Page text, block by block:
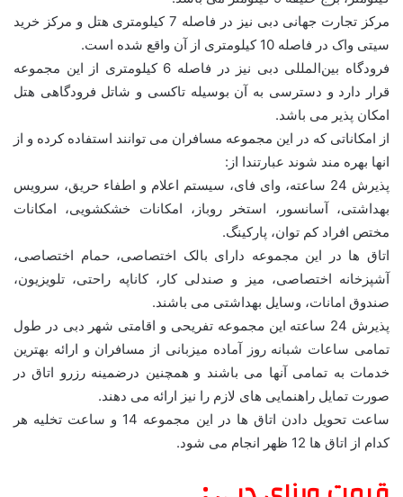
مرکز تجارت جهانی دبی نیز در فاصله 7 کیلومتری هتل و مرکز خرید
سیتی واک در فاصله 10 کیلومتری از آن واقع شده است.
فرودگاه بین‌المللی دبی نیز در فاصله 6 کیلومتری از این مجموعه
قرار دارد و دسترسی به آن بوسیله تاکسی و شاتل فرودگاهی هتل
امکان پذیر می باشد.
از امکاناتی که در این مجموعه مسافران می توانند استفاده کرده و از
انها بهره مند شوند عبارتندا از:
پذیرش 24 ساعته، وای فای، سیستم اعلام و اطفاء حریق، سرویس
بهداشتی، آسانسور، استخر روباز، امکانات خشکشویی، امکانات
مختص افراد کم توان، پارکینگ.
اتاق ها در این مجموعه دارای بالک اختصاصی، حمام اختصاصی،
آشپزخانه اختصاصی، میز و صندلی کار، کاناپه راحتی، تلویزیون،
صندوق امانات، وسایل بهداشتی می باشند.
پذیرش 24 ساعته این مجموعه تفریحی و اقامتی شهر دبی در طول
تمامی ساعات شبانه روز آماده میزبانی از مسافران و ارائه بهترین
خدمات به تمامی آنها می باشند و همچنین درضمینه رزرو اتاق در
صورت تمایل راهنمایی های لازم را نیز ارائه می دهند.
ساعت تحویل دادن اتاق ها در این مجموعه 14 و ساعت تخلیه هر
کدام از اتاق ها 12 ظهر انجام می شود.